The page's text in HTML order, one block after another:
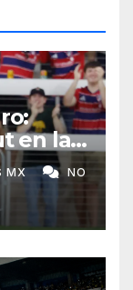
en la
MX NO